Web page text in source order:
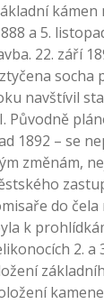
kámen
a 5.
22. září
socha
navštívil
Původně
1892 – se
změnám,
do čela
k
2. a